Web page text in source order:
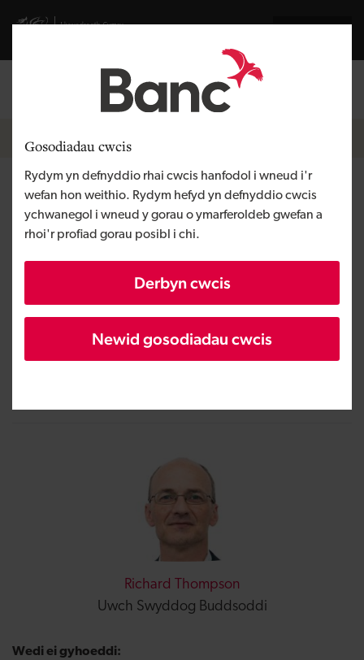
Gosodiadau cwcis
Rydym yn defnyddio rhai cwcis hanfodol i wneud i'r
wefan hon weithio. Rydym hefyd yn defnyddio cwcis
ychwanegol i wneud y gorau o ymarferoldeb gwefan a
rhoi'r profiad gorau posibl i chi.
Derbyn cwcis
Newid gosodiadau cwcis
Visit gov.wales website
Mewngofnodi
Breadcrumb
Newyddion
Mae LITELOK sy'n seiliedig yn
abertawe wedi defnyddio'r
cyfnod clo i helpu i leihau
lladrata beiciau a beiciau
modur yn sgil lansiad eu
cynnyrch newydd - eu clo
Richard Thompson
Uwch Swyddog Buddsoddi
Wedi ei gyhoeddi: